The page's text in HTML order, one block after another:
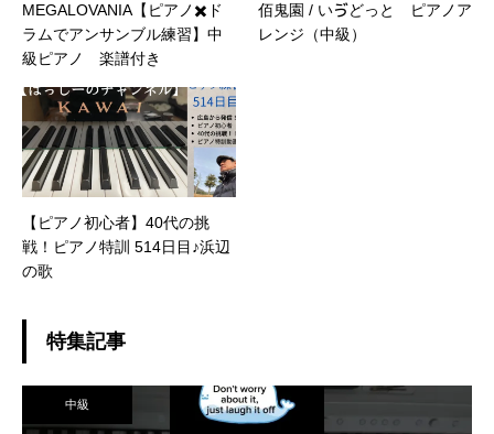
MEGALOVANIA【ピアノ✖️ド
ラムでアンサンブル練習】中
級ピアノ 楽譜付き
佰鬼園 / いゔどっと ピアノア
レンジ（中級）
【ピアノ初心者】40代の挑
戦！ピアノ特訓 514日目♪浜辺
の歌
特集記事
中級